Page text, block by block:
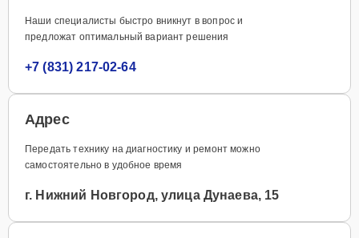
Наши специалисты быстро вникнут в вопрос и
предложат оптимальный вариант решения
+7 (831) 217-02-64
Адрес
Передать технику на диагностику и ремонт можно
самостоятельно в удобное время
г. Нижний Новгород, улица Дунаева, 15